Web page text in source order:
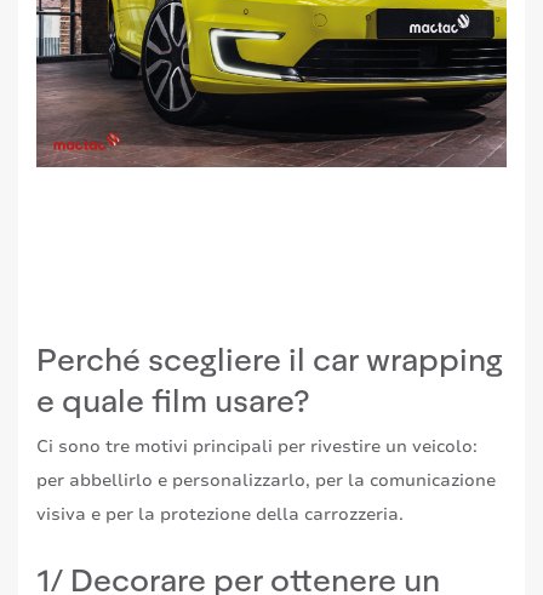
Perché scegliere il car wrapping
e quale film usare?
Ci sono tre motivi principali per rivestire un veicolo:
per abbellirlo e personalizzarlo, per la comunicazione
visiva e per la protezione della carrozzeria.
1/ Decorare per ottenere un